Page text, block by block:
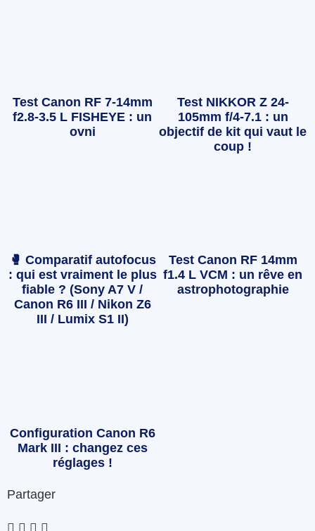
Test Canon RF 7-14mm
f2.8-3.5 L FISHEYE : un
ovni
Test NIKKOR Z 24-
105mm f/4-7.1 : un
objectif de kit qui vaut le
coup !
🥊 Comparatif autofocus
: qui est vraiment le plus
fiable ? (Sony A7 V /
Canon R6 III / Nikon Z6
III / Lumix S1 II)
Test Canon RF 14mm
f1.4 L VCM : un rêve en
astrophotographie
Configuration Canon R6
Mark III : changez ces
réglages !
Partager